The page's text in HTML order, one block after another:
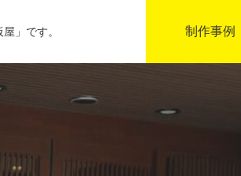
」です。 制作事例